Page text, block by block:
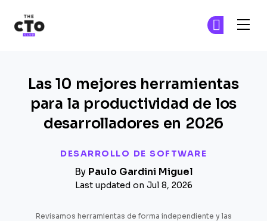
DESARROLLO DE SOFTWARE
Las 10 mejores herramientas
para la productividad de los
desarrolladores en 2026
By Paulo Gardini Miguel
Last updated on Jul 8, 2026
Revisamos herramientas de forma independiente y las